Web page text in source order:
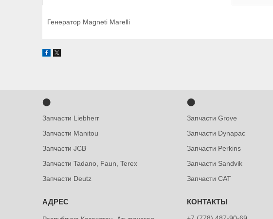
Генератор Magneti Marelli
⬤
Запчасти Liebherr
Запчасти Manitou
Запчасти JCB
Запчасти Tadano, Faun, Terex
Запчасти Deutz
⬤
Запчасти Grove
Запчасти Dynapac
Запчасти Perkins
Запчасти Sandvik
Запчасти CAT